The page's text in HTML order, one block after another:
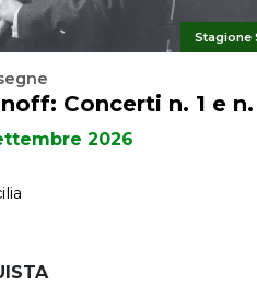
Stagione
Concerti n. 1 e n.
2026